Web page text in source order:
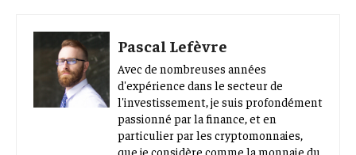
Pascal Lefèvre
Avec de nombreuses années
d'expérience dans le secteur de
l'investissement, je suis profondément
passionné par la finance, et en
particulier par les cryptomonnaies,
que je considère comme la monnaie du